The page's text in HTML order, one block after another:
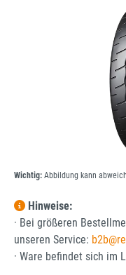
Bildergalerie
Wichtig: Abbildung kann
Hinweise:
· Bei größeren
unseren Service:
· Ware befindet sich im